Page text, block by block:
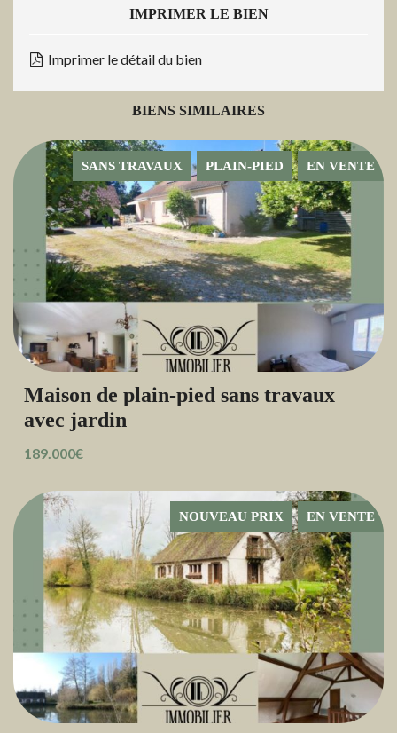
IMPRIMER LE BIEN
Imprimer le détail du bien
BIENS SIMILAIRES
EN VENTE
PLAIN-PIED
SANS TRAVAUX
Maison de plain-pied sans travaux
avec jardin
189.000€
EN VENTE
NOUVEAU PRIX